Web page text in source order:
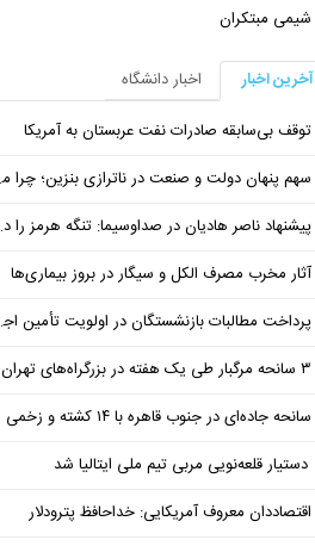
شیمی مبتکران
آخرین اخبار
اخبار دانشگاه
توقف بی‌سابقه صادرات نفت عربستان به آمریکا
سهم پنهان دولت و صنعت در ناترازی بنزین؛ چرا مردم مقصر اصلی نیستند؟
پیشنهاد ناصر هادیان در صداوسیما: تنگه هرمز را در ازای رفع تحریم معامله کنیم
آثار مخرب مصرف الکل و سیگار در بروز بیماری‌ها
پرداخت مطالبات بازنشستگان در اولویت تأمین اجتماعی؛ پیگیری برای تأمین منابع ادامه دارد
۳ سانحه مرگبار طی یک هفته در بزرگراه‌های تهران؛ هشدار دوباره به رانندگان و عابران
سانحه جاده‌ای در جنوب قاهره با ۱۴ کشته و زخمی
دستیار قلعه‌نویی مربی تیم ملی ایتالیا شد
اقتصاددان معروف آمریکایی: خداحافظ پترودلار